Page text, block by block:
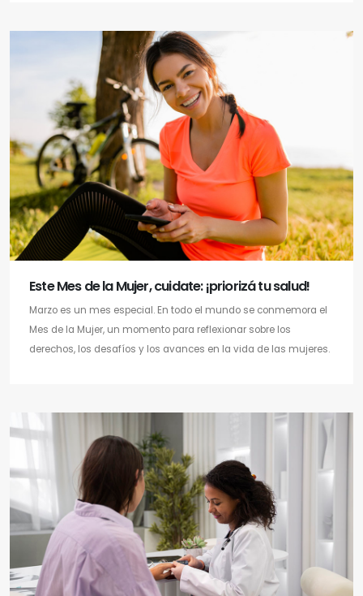
Este Mes de la Mujer, cuidate: ¡priorizá tu salud!
Marzo es un mes especial. En todo el mundo se conmemora el
Mes de la Mujer, un momento para reflexionar sobre los
derechos, los desafíos y los avances en la vida de las mujeres.